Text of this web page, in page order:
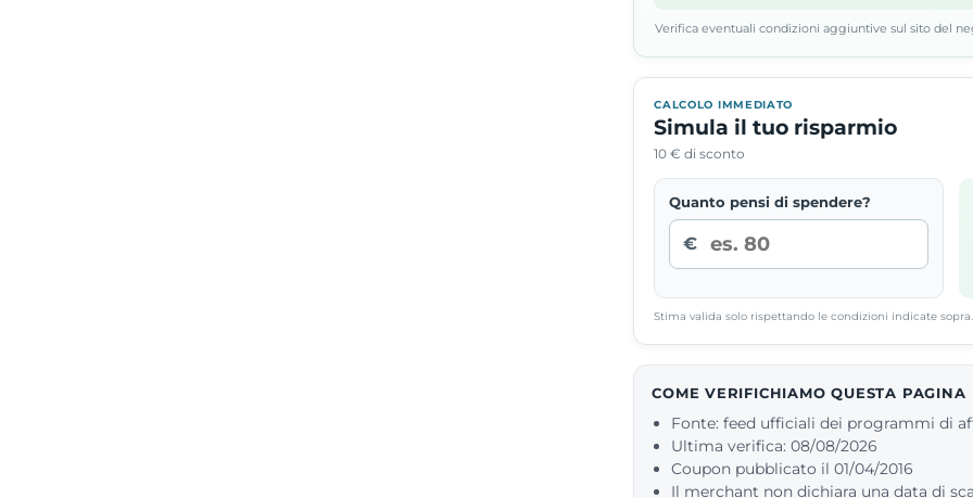
Verifica eventuali condizioni aggiuntive sul sito del
CALCOLO IMMEDIATO
Simula il tuo risparmio
10 € di sconto
Quanto pensi di spendere?
€
Stima valida solo rispettando le condizioni indicate
COME VERIFICHIAMO QUESTA PAGINA
Fonte: feed ufficiali dei programmi di
Ultima verifica: 08/08/2026
Coupon pubblicato il 01/04/2016
Il merchant non dichiara una data di